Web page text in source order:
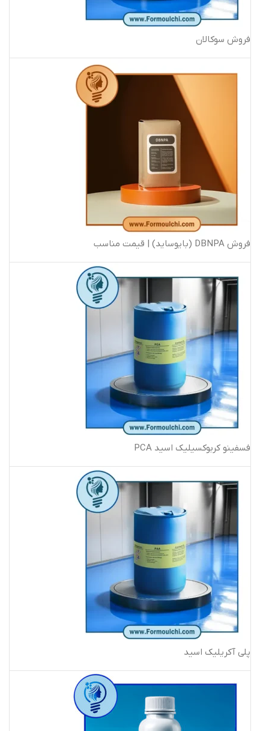
فروش سوکالان
فروش DBNPA (بایوساید) | قیمت مناسب
فسفینو کربوکسیلیک اسید PCA
پلی آکریلیک اسید